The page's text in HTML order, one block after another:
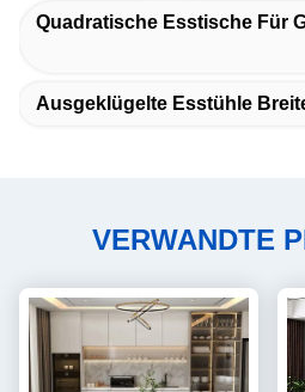
Quadratische Esstische Für
Ausgeklügelte Esstühle
VERWANDTE